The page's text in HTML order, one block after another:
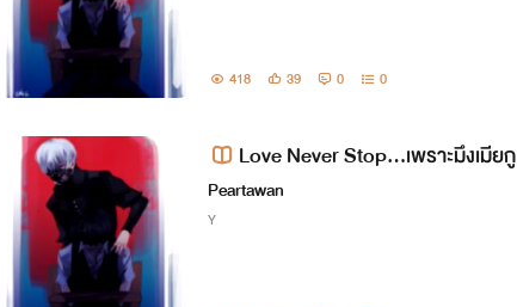
418 39 0 0
Love Never Stop...เพราะมึงเมียกู
Peartawan
Y